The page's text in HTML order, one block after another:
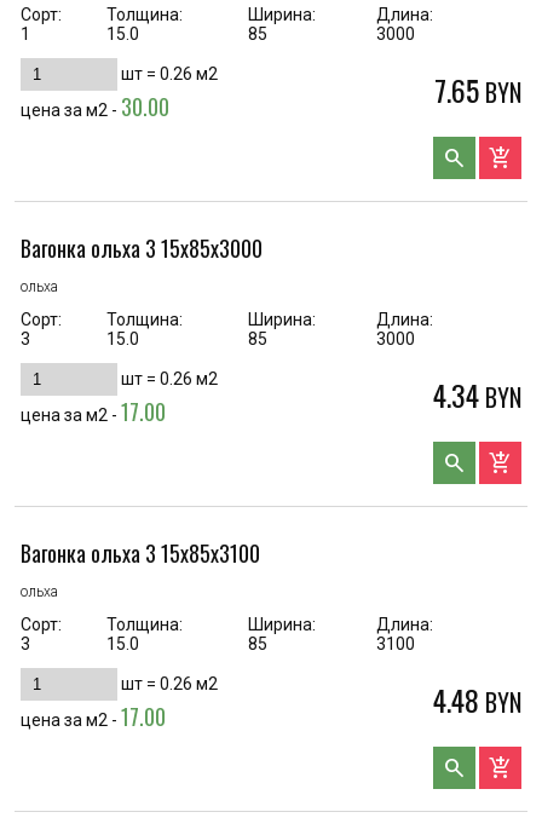
Сорт:
1
Толщина:
15.0
Ширина:
85
Длина:
3000
шт = 0.26 м2
цена за м2 - 30.00 7.65 BYN
search add_shopping_cart
Вагонка ольха 3 15х85х3000
ольха
Сорт:
3
Толщина:
15.0
Ширина:
85
Длина:
3000
шт = 0.26 м2
цена за м2 - 17.00 4.34 BYN
search add_shopping_cart
Вагонка ольха 3 15х85х3100
ольха
Сорт:
3
Толщина:
15.0
Ширина:
85
Длина:
3100
шт = 0.26 м2
цена за м2 - 17.00 4.48 BYN
search add_shopping_cart